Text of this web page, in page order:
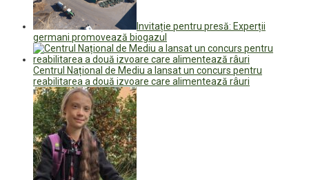
Invitație pentru presă: Experții
germani promovează biogazul
Centrul Național de Mediu a lansat un concurs pentru
reabilitarea a două izvoare care alimentează râuri